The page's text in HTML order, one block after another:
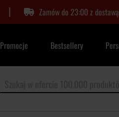
| Zamów do 23:00 z
Promocje Bestsellery